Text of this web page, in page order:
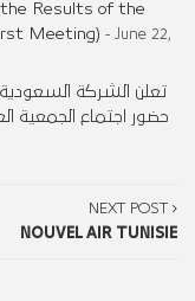
the Results of the
Meeting) - June 22,
تعلن الشركة
حضور اجتماع الجمعية
NEXT POST
NOUVEL AIR TUNISIE